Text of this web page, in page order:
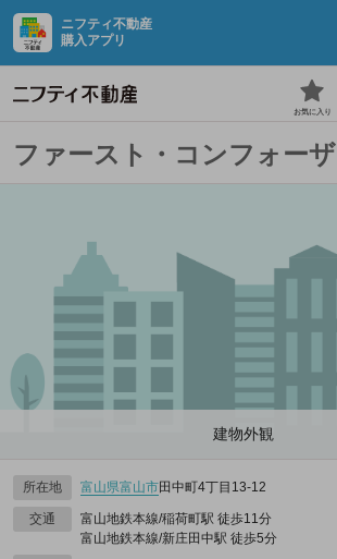
ニフティ不動産
購入アプリ
お気に入り
ファースト・コンフォーザ
建物外観
所在地 富山県富山市田中町4丁目13-12
交通
富山地鉄本線/稲荷町駅 徒歩11分
富山地鉄本線/新庄田中駅 徒歩5分